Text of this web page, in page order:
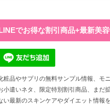
LINEでお得な割引商品+最新美
粧品やサプリの無料サンプル情報、モ
小遣いネタ、限定特別割引商品、まだ
い最新のスキンケアやダイエット情報